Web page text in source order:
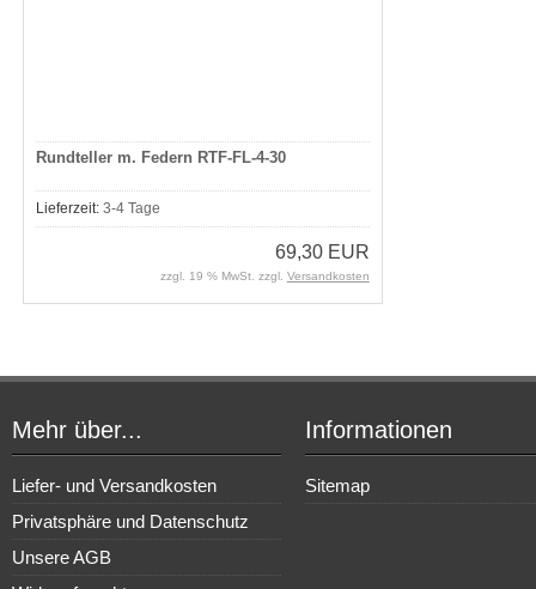
Rundteller m. Federn RTF-FL-4-30
Lieferzeit:3-4 Tage
69,30 EUR
zzgl. 19 % MwSt. zzgl. Versandkosten
Mehr über...
Liefer- und Versandkosten
Privatsphäre und Datenschutz
Unsere AGB
Informationen
Sitemap